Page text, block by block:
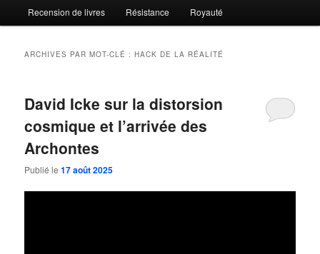
Recension de livres Résistance Royauté
ARCHIVES PAR MOT-CLÉ :HACK DE LA RÉALITÉ
David Icke sur la distorsion
cosmique et l’arrivée des
Archontes
Publié le17 août 2025